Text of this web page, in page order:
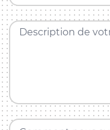
Description de